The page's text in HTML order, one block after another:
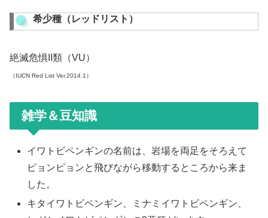
希少種（レッドリスト）
絶滅危惧II類（VU）
（IUCN Red List Ver.2014.1）
雑学＆豆知識
イワトビペンギンの名前は、岩場を両足をそろえて
ピョンピョンと飛びながら移動するところから来ま
した。
キタイワトビペンギン、ミナミイワトビペンギン、